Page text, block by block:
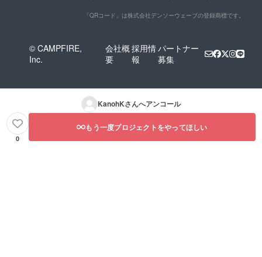
「QRコード」は株式会社デンソーウェーブの登録商標です。
© CAMPFIRE,
Inc.
会社概
要
採用情
報
パートナー
募集
KanohKさんへアンコール
0
もう一度プロジェクトをやってほしい